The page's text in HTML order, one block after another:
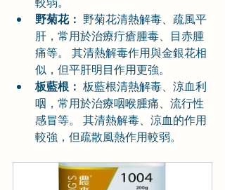
野菊花： 野菊花清熱解毒、疏風平
肝，常用於治療疔瘡腫毒、目赤腫
痛等。 其清熱解毒作用與金銀花相
似，但平肝明目作用更強。
板藍根： 板藍根清熱解毒、涼血利
咽，常用於治療咽喉腫痛、流行性
感冒等。 其清熱解毒、涼血的作用
較強，但疏散風熱作用較弱。